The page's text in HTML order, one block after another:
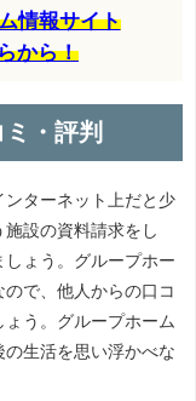
情報サイト
から！
・評判
ンターネット上だと少
設の資料請求をし
ょう。グループホー
で、他人からの口コ
う。グループホーム
生活を思い浮かべな